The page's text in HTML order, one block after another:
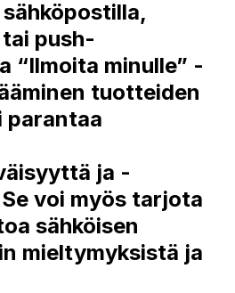
push-
“Ilmoita minulle” -
tuotteiden
parantaa
ja -
voi myös tarjota
sähköisen
mieltymyksistä ja